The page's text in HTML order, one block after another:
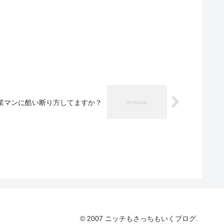
マンに酷い断り方してますか？
© 2007 ニッチもさっちもいくブログ.